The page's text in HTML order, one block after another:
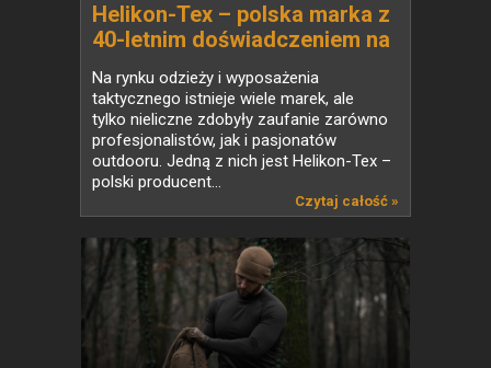
Helikon-Tex – polska marka z
40-letnim doświadczeniem na
globalnym rynku taktycznym
Na rynku odzieży i wyposażenia
taktycznego istnieje wiele marek, ale
tylko nieliczne zdobyły zaufanie zarówno
profesjonalistów, jak i pasjonatów
outdooru. Jedną z nich jest Helikon-Tex –
polski producent...
Czytaj całość »